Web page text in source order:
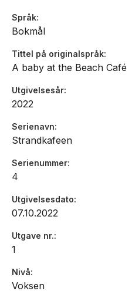
Språk
Bokmål
Tittel på originalspråk
A baby at the Beach Café
Utgivelsesår
2022
Serienavn
Strandkafeen
Serienummer
4
Utgivelsesdato
07.10.2022
Utgave nr.
1
Nivå
Voksen